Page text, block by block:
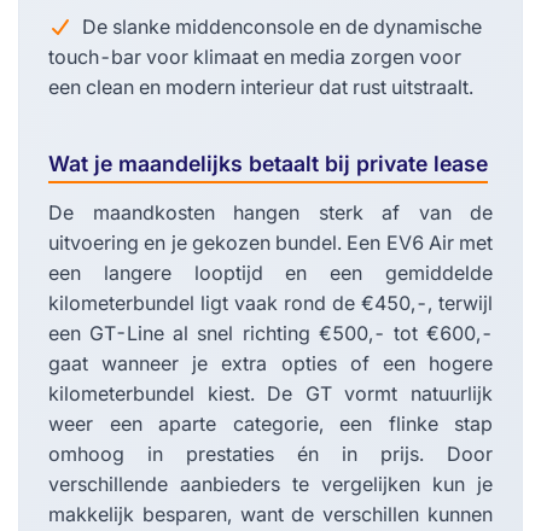
De slanke middenconsole en de dynamische
touch-bar voor klimaat en media zorgen voor
een clean en modern interieur dat rust uitstraalt.
Wat je maandelijks betaalt bij private lease
De maandkosten hangen sterk af van de
uitvoering en je gekozen bundel. Een EV6 Air met
een langere looptijd en een gemiddelde
kilometerbundel ligt vaak rond de €450,-, terwijl
een GT-Line al snel richting €500,- tot €600,-
gaat wanneer je extra opties of een hogere
kilometerbundel kiest. De GT vormt natuurlijk
weer een aparte categorie, een flinke stap
omhoog in prestaties én in prijs. Door
verschillende aanbieders te vergelijken kun je
makkelijk besparen, want de verschillen kunnen